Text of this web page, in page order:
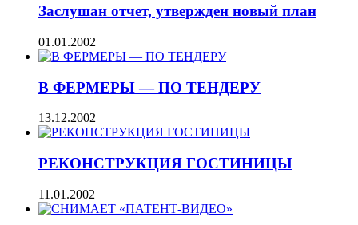
Заслушан отчет, утвержден новый план
01.01.2002
В ФЕРМЕРЫ — ПО ТЕНДЕРУ
13.12.2002
РЕКОНСТРУКЦИЯ ГОСТИНИЦЫ
11.01.2002